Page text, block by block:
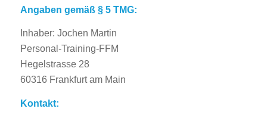
Angaben gemäß § 5 TMG:
Inhaber: Jochen Martin
Personal-Training-FFM
Hegelstrasse 28
60316 Frankfurt am Main
Kontakt: